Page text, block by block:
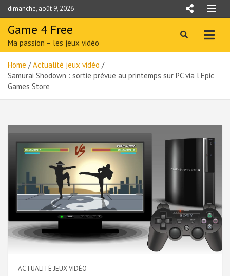
Skip
to
content
dimanche, août 9, 2026
Game 4 Free
Ma passion – les jeux vidéo
Home
Actualité jeux vidéo
Samurai Shodown : sortie prévue au printemps sur PC via l’Epic
Games Store
ACTUALITÉ JEUX VIDÉO